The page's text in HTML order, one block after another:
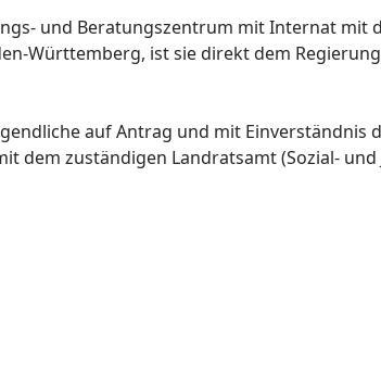
und Beratungszentrum mit Internat mit
Württemberg, ist sie direkt dem
auf Antrag und mit Einverständnis
dem zuständigen Landratsamt (Sozial- und